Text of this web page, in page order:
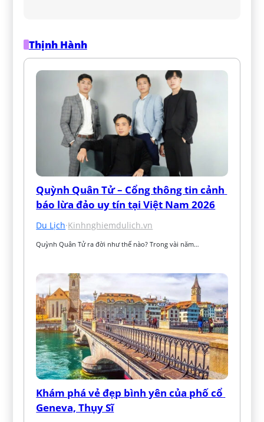
Thịnh Hành
Quỳnh Quân Tử – Cổng thông tin cảnh
báo lừa đảo uy tín tại Việt Nam 2026
Du Lịch·Kinhnghiemdulich.vn
Quỳnh Quân Tử ra đời như thế nào? Trong vài năm…
Khám phá vẻ đẹp bình yên của phố cổ
Geneva, Thụy Sĩ